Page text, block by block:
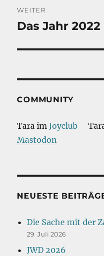
WEITER
Nächster
Das Jahr 2022
COMMUNITY
Tara imJoyclub –
Mastodon
NEUESTE
Die Sache mit der
29. Juli 2026
JWD 2026